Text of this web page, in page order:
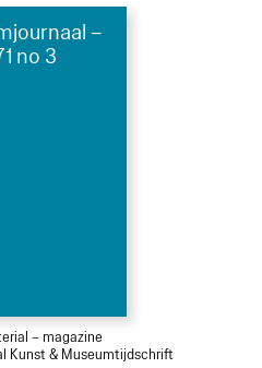
–
no 3
– magazine
Kunst & Museumtijdschrift